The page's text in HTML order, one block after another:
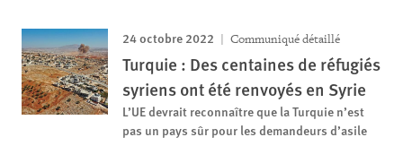
24 octobre 2022 Communiqué détaillé
Turquie : Des centaines de réfugiés
syriens ont été renvoyés en Syrie
L’UE devrait reconnaître que la Turquie n’est
pas un pays sûr pour les demandeurs d’asile